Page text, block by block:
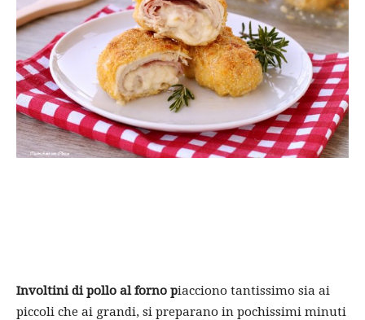
Involtini di pollo al forno piacciono tantissimo sia ai
piccoli che ai grandi, si preparano in pochissimi minuti